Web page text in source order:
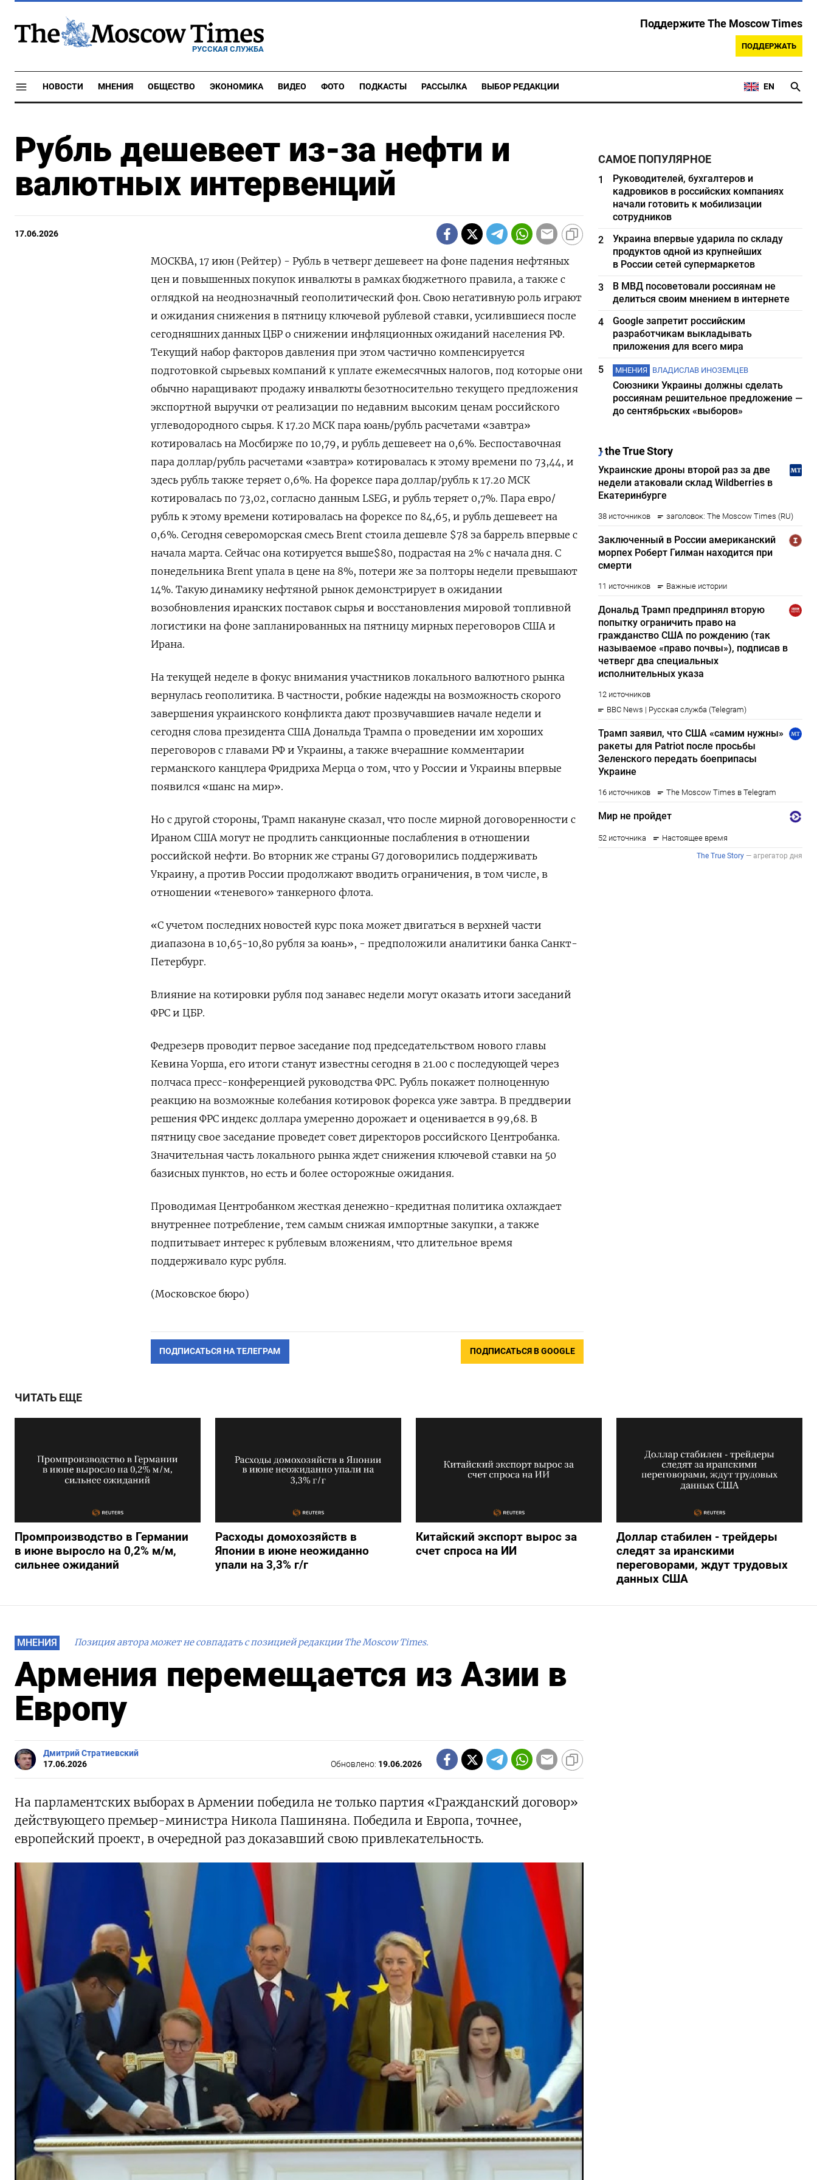
РУССКАЯ СЛУЖБА
Поддержите The Moscow Times
ПОДДЕРЖАТЬ
НОВОСТИ МНЕНИЯ ОБЩЕСТВО ЭКОНОМИКА ВИДЕО ФОТО ПОДКАСТЫ РАССЫЛКА ВЫБОР РЕДАКЦИИ EN
Рубль дешевеет из-за нефти и
валютных интервенций
17.06.2026
МОСКВА, 17 июн (Рейтер) - Рубль в четверг дешевеет на фоне падения нефтяных
цен и повышенных покупок инвалюты в рамках бюджетного правила, а также с
оглядкой на неоднозначный геополитический фон. Свою негативную роль играют
и ожидания снижения в пятницу ключевой рублевой ставки, усилившиеся после
сегодняшних данных ЦБР ‌о снижении инфляционных ожиданий населения РФ.
Текущий набор факторов давления при этом частично компенсируется
подготовкой сырьевых компаний к уплате ежемесячных налогов, под которые они
обычно наращивают продажу инвалюты безотносительно текущего предложения
экспортной выручки от реализации по недавним высоким ценам российского
углеводородного сырья. К ​17.20 МСК пара юань/рубль расчетами «завтра»
котировалась ​на Мосбирже по 10,79, и рубль дешевеет ​на 0,6%. Беспоставочная
⁠пара доллар/рубль расчетами «завтра» котировалась к этому времени по 73,44, и
здесь рубль также теряет 0,6%. На ‌форексе пара доллар/рубль к 17.20 МСК
котировалась по 73,02, ‌согласно данным LSEG, и рубль теряет 0,7%. Пара евро/
рубль к этому времени котировалась на форексе по 84,65, и рубль дешевеет ​на
0,6%. Сегодня североморская смесь Brent стоила дешевле $78 за баррель впервые с
начала марта. Сейчас она котируется выше$80, подрастая ‌на 2% с начала дня. С
понедельника Brent упала в цене на 8%, потери же за полторы недели превышают ​
14%. Такую динамику нефтяной рынок демонстрирует в ожидании
возобновления иранских поставок сырья и восстановления мировой топливной
логистики на ‌фоне запланированных на пятницу мирных переговоров США и
Ирана.
На текущей неделе в фокус внимания участников локального валютного рынка
вернулась геополитика. В частности, робкие надежды на возможность скорого
завершения украинского конфликта дают прозвучавшиев начале недели ​и
сегодня слова президента США Дональда ​Трампа о проведении им ‌хороших
переговоров с главами РФ и Украины, а также вчерашние комментарии
германского канцлера Фридриха Мерца о том, что у России ​и Украины впервые
появился «шанс на мир».
Но с другой стороны, Трамп накануне сказал, что после мирной договоренности с
Ираном США могут не продлить санкционные послабления в отношении
российской нефти. Во вторник же страны G7 договорились поддерживать
Украину, а против России продолжают вводить ограничения, в том числе, в
отношении «теневого» танкерного флота.
«С учетом последних новостей курс пока может двигаться в верхней части
диапазона в 10,65-10,80 рубля за юань», - предположили аналитики банка Санкт-
Петербург.
Влияние на котировки рубля под занавес недели могут оказать итоги заседаний
ФРС и ЦБР.
Федрезерв ​проводит первое заседание под председательством нового ⁠главы
Кевина Уорша, его итоги станут известны сегодня в 21.00 с последующей через
полчаса пресс-конференцией руководства ФРС. Рубль покажет полноценную
реакцию на возможные колебания котировок форекса уже ‌завтра. В преддверии
решения ФРС индекс доллара умеренно дорожает и оценивается в 99,68. В
пятницу свое заседание проведет совет ‌директоров российского Центробанка.
Значительная часть локального рынка ждет снижения ключевой ставки на 50
базисных пунктов, но есть и более осторожные ожидания.
Проводимая ​Центробанком жесткая денежно-кредитная политика охлаждает
внутреннее потребление, тем самым снижая импортные закупки, а также
‌подпитывает интерес к рублевым вложениям, что длительное время
поддерживало курс рубля.
(Московское бюро)
ПОДПИСАТЬСЯ НА ТЕЛЕГРАМ ПОДПИСАТЬСЯ В GOOGLE
САМОЕ ПОПУЛЯРНОЕ
1
Руководителей, бухгалтеров и
кадровиков в российских компаниях
начали готовить к мобилизации
сотрудников
2
Украина впервые ударила по складу
продуктов одной из крупнейших
в России сетей супермаркетов
3
В МВД посоветовали россиянам не
делиться своим мнением в интернете
4
Google запретит российским
разработчикам выкладывать
приложения для всего мира
5
МНЕНИЯ ВЛАДИСЛАВ ИНОЗЕМЦЕВ
Союзники Украины должны сделать
россиянам решительное предложение —
до сентябрьских «выборов»
ЧИТАТЬ ЕЩЕ
Промпроизводство в Германии
в июне выросло на 0,2%​​​ м/м,
сильнее ожиданий
Расходы домохозяйств в
Японии в июне неожиданно
упали на 3,3% г/г
Китайский экспорт вырос за
счет спроса на ИИ
Доллар стабилен - трейдеры
следят за иранскими
переговорами, ждут трудовых
данных США
МНЕНИЯ Позиция автора может не совпадать с позицией редакции The Moscow Times.
Армения перемещается из Азии в
Европу
Дмитрий Стратиевский
17.06.2026
Обновлено: 19.06.2026
На парламентских выборах в Армении победила не только партия «Гражданский договор»
действующего премьер-министра Никола Пашиняна. Победила и Европа, точнее,
европейский проект, в очередной раз доказавший свою привлекательность.